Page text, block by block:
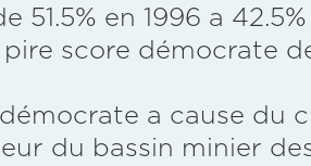
51.5% en 1996 a
pire score démocrate
a cause du
du bassin minier